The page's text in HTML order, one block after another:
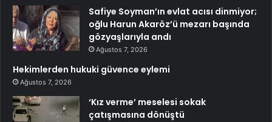
Safiye Soyman’ın evlat acısı dinmiyor;
oğlu Harun Akaröz’ü mezarı başında
gözyaşlarıyla andı
Ağustos 7, 2026
Hekimlerden hukuki güvence eylemi
Ağustos 7, 2026
‘Kız verme’ meselesi sokak
çatışmasına dönüştü